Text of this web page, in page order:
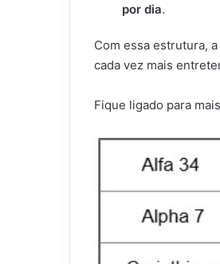
por dia.
Com essa estrutura,
cada vez mais
Fique ligado para